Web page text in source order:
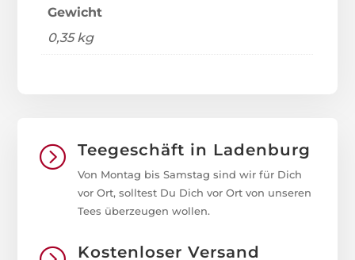
Gewicht
0,35 kg
= Teegeschäft in Ladenburg
Von Montag bis Samstag sind wir für Dich
vor Ort, solltest Du Dich vor Ort von unseren
Tees überzeugen wollen.
Kostenloser Versand